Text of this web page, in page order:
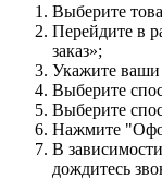
Выберите
Перейдите в
заказ»;
Укажите
Выберите
Выберите
Нажмите
В
дождитесь